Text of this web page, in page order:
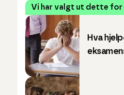
Vi har valgt ut dette for
Hva